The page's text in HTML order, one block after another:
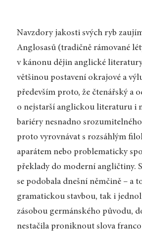
Navzdory jakosti svých ryb
Anglosasů (tradičně rámované
v kánonu dějin anglické
většinou postavení okrajové a
především proto, že čtenářský a
o nejstarší anglickou literaturu i
bariéry nesnadno
proto vyrovnávat s rozsáhlým
aparátem nebo problematicky
překlady do moderní angličtiny.
se podobala dnešní němčině – a
gramatickou stavbou, tak i
zásobou germánského původu,
nestačila proniknout slova